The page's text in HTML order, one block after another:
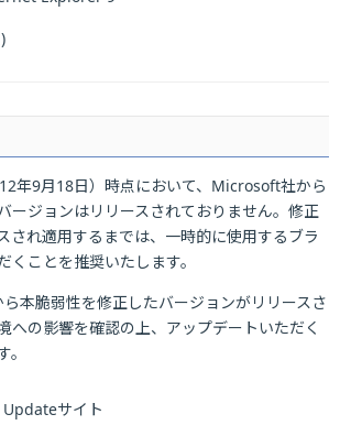
年9月18日）時点において、Microsoft社から
ージョンはリリースされておりません。修正
され適用するまでは、一時的に使用するブラ
くことを推奨いたします。
本脆弱性を修正したバージョンがリリースさ
への影響を確認の上、アップデートいただく
サイト